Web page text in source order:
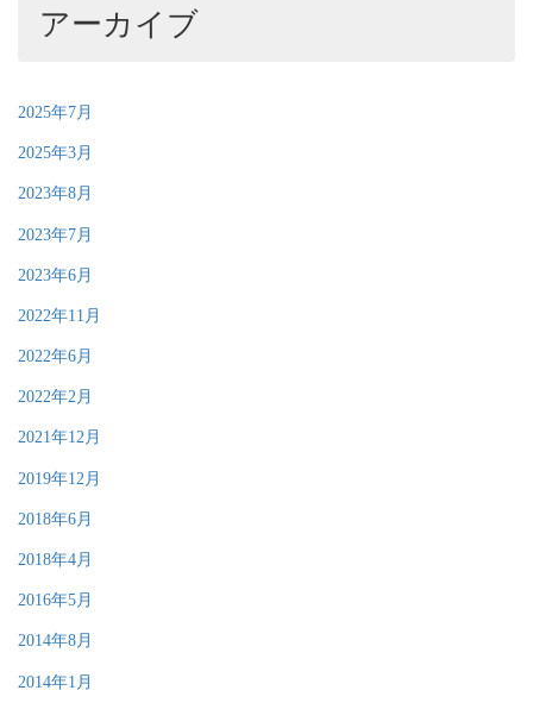
アーカイブ
2025年7月
2025年3月
2023年8月
2023年7月
2023年6月
2022年11月
2022年6月
2022年2月
2021年12月
2019年12月
2018年6月
2018年4月
2016年5月
2014年8月
2014年1月